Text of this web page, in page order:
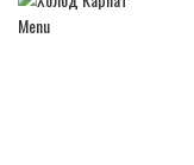
Menu